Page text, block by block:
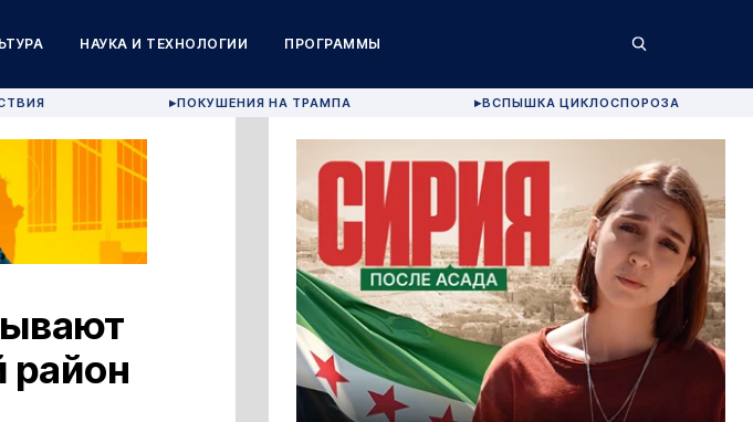
НАУКА И ТЕХНОЛОГИИ ПРОГРАММЫ
▶ПОКУШЕНИЯ НА ТРАМПА ▶ВСПЫШКА ЦИКЛОСПОРОЗА
район